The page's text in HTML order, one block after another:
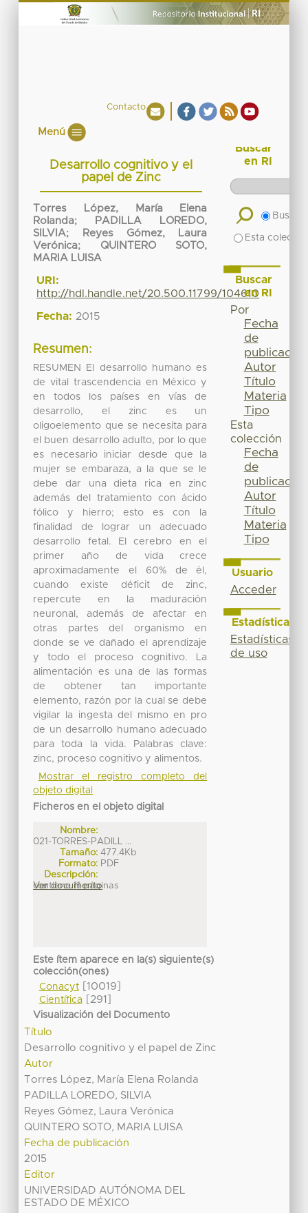
Contacto
Menú
Desarrollo cognitivo y el
papel de Zinc
Torres López, María Elena
Rolanda;
PADILLA LOREDO,
SILVIA;
Reyes Gómez, Laura
Verónica; QUINTERO SOTO,
MARIA LUISA
URI:
http://hdl.handle.net/20.500.11799/104610
Fecha: 2015
Resumen:
RESUMEN El desarrollo humano es
de vital trascendencia en México y
en todos los países en vías de
desarrollo, el zinc es un
oligoelemento que se necesita para
el buen desarrollo adulto, por lo que
es necesario iniciar desde que la
mujer se embaraza, a la que se le
debe dar una dieta rica en zinc
además del tratamiento con ácido
fólico y hierro; esto es con la
finalidad de lograr un adecuado
desarrollo fetal. El cerebro en el
primer año de vida crece
aproximadamente el 60% de él,
cuando existe déficit de zinc,
repercute en la maduración
neuronal, además de afectar en
otras partes del organismo en
donde se ve dañado el aprendizaje
y todo el proceso cognitivo. La
alimentación es una de las formas
de obtener tan importante
elemento, razón por la cual se debe
vigilar la ingesta del mismo en pro
de un desarrollo humano adecuado
para toda la vida. Palabras clave:
zinc, proceso cognitivo y alimentos.
Mostrar el registro completo del
objeto digital
Ficheros en el objeto digital
Nombre:
021-TORRES-PADILL ...
Tamaño: 477.4Kb
Formato: PDF
Descripción:
contiene 11 páginas
Ver documento
Este ítem aparece en la(s) siguiente(s)
colección(ones)
Conacyt[10019]
Científica[291]
Visualización del Documento
Título
Desarrollo cognitivo y el papel de Zinc
Autor
Torres López, María Elena Rolanda
PADILLA LOREDO, SILVIA
Reyes Gómez, Laura Verónica
QUINTERO SOTO, MARIA LUISA
Fecha de publicación
2015
Editor
UNIVERSIDAD AUTÓNOMA DEL
ESTADO DE MÉXICO
Buscar
en RI
Buscar
Esta
Buscar
en RI
Por
Fecha
de
publicación
Autor
Título
Materia
Tipo
Esta
colección
Fecha
de
publicación
Autor
Título
Materia
Tipo
Usuario
Acceder
Estadísticas
Estadísticas
de uso